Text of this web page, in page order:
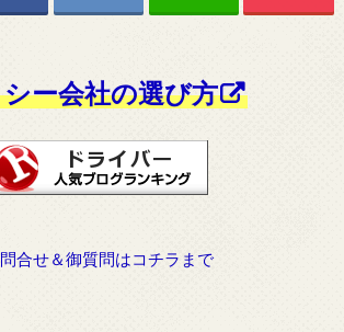
ー会社の選び方
合せ＆御質問はコチラまで